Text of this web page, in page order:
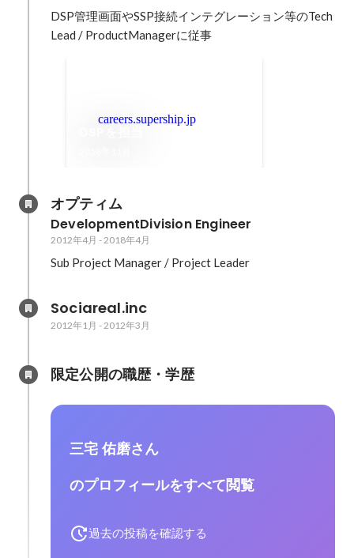
DSP管理画面やSSP接続インテグレーション等のTech
Lead / ProductManagerに従事
careers.supership.jp
オプティム
DevelopmentDivision Engineer
2012年4月 -2018年4月
Sub Project Manager / Project Leader
Sociareal.inc
2012年1月 -2012年3月
限定公開の職歴・学歴
三宅 佑磨さん
のプロフィールをすべて閲覧
過去の投稿を確認する